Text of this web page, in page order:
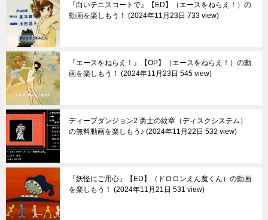
『白いテニスコートで』【ED】（エースをねらえ！）の
動画を楽しもう！
2024年11月23日 733 view
『エースをねらえ！』【OP】（エースをねらえ！）の動
画を楽しもう！
2024年11月23日 545 view
ディープダンジョン2 勇士の紋章（ディスクシステム）
の無料動画を楽しもう♪ 2024年11月22日 532 view
『妖怪にご用心』【ED】（ドロロンえん魔くん）の動画
を楽しもう！
2024年11月21日 531 view